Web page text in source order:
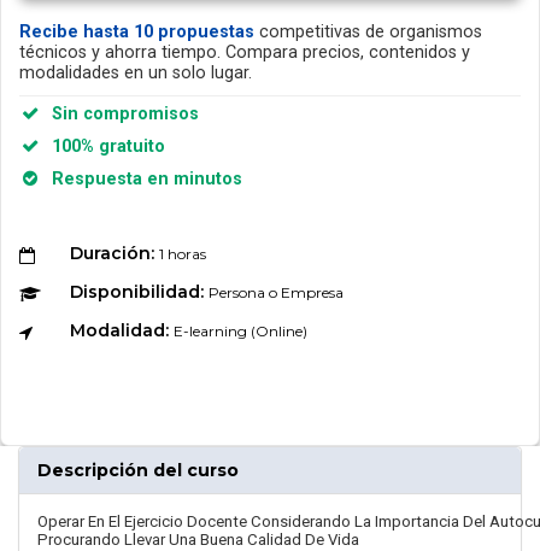
Recibe hasta 10 propuestas competitivas de organismos
técnicos y ahorra tiempo. Compara precios, contenidos y
modalidades en un solo lugar.
Sin compromisos
100% gratuito
Respuesta en minutos
Duración: 1 horas
Disponibilidad: Persona o Empresa
Modalidad: E-learning (Online)
Descripción del curso
Operar En El Ejercicio Docente Considerando La Importancia Del
Procurando Llevar Una Buena Calidad De Vida